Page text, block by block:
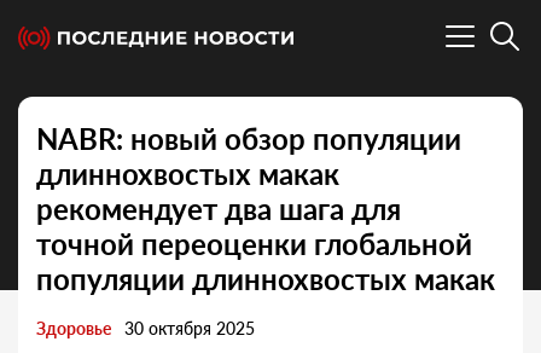
NABR: новый обзор популяции
длиннохвостых макак
рекомендует два шага для
точной переоценки глобальной
популяции длиннохвостых макак
Здоровье 30 октября 2025